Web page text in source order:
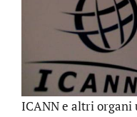
ICANN e altri